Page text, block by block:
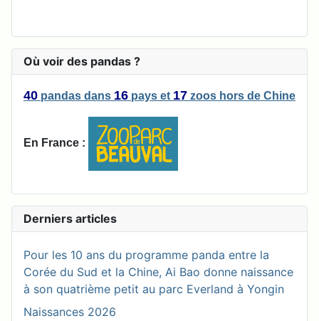
Où voir des pandas ?
40 pandas dans 16 pays et 17 zoos hors de Chine
En France :
Derniers articles
Pour les 10 ans du programme panda entre la
Corée du Sud et la Chine, Ai Bao donne naissance
à son quatrième petit au parc Everland à Yongin
Naissances 2026